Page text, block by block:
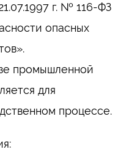
г. № 116-ФЗ
опасных
промышленной
для
процессе.
⠀